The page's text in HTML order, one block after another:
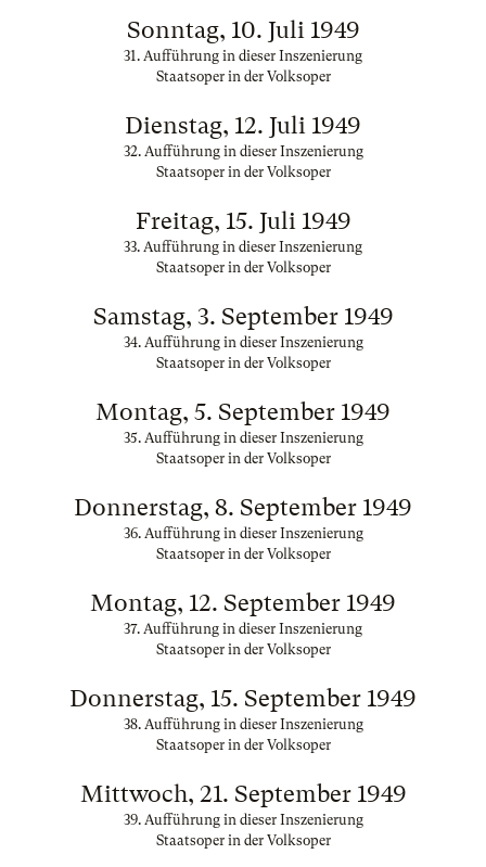
Sonntag, 10. Juli 1949
31. Aufführung in dieser Inszenierung
Staatsoper in der Volksoper
Dienstag, 12. Juli 1949
32. Aufführung in dieser Inszenierung
Staatsoper in der Volksoper
Freitag, 15. Juli 1949
33. Aufführung in dieser Inszenierung
Staatsoper in der Volksoper
Samstag, 3. September 1949
34. Aufführung in dieser Inszenierung
Staatsoper in der Volksoper
Montag, 5. September 1949
35. Aufführung in dieser Inszenierung
Staatsoper in der Volksoper
Donnerstag, 8. September 1949
36. Aufführung in dieser Inszenierung
Staatsoper in der Volksoper
Montag, 12. September 1949
37. Aufführung in dieser Inszenierung
Staatsoper in der Volksoper
Donnerstag, 15. September 1949
38. Aufführung in dieser Inszenierung
Staatsoper in der Volksoper
Mittwoch, 21. September 1949
39. Aufführung in dieser Inszenierung
Staatsoper in der Volksoper